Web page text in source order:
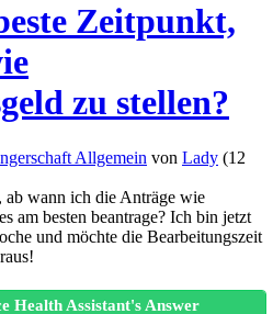
Zeitpunkt,
zu stellen?
Allgemein von Lady (12
ab wann ich die Anträge wie
am besten beantrage? Ich bin jetzt
und möchte die Bearbeitungszeit
Health Assistant's Answer